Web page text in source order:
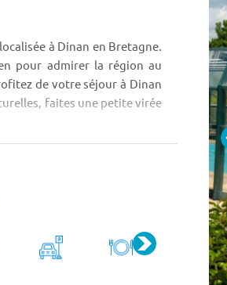
à Dinan en Bretagne.
pour admirer la région au
de votre séjour à Dinan
faites une petite virée